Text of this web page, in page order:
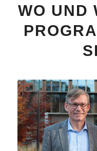
WO UND